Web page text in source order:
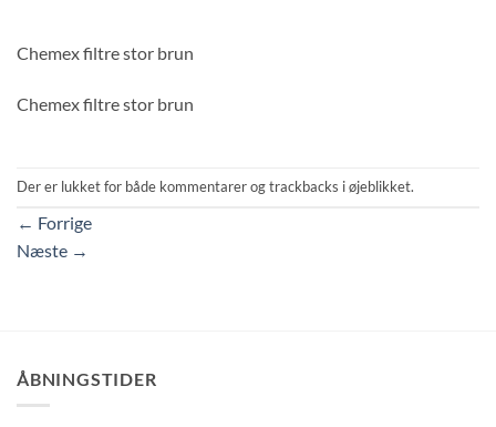
Chemex filtre stor brun
Chemex filtre stor brun
Der er lukket for både kommentarer og trackbacks i øjeblikket.
← Forrige
Næste →
ÅBNINGSTIDER